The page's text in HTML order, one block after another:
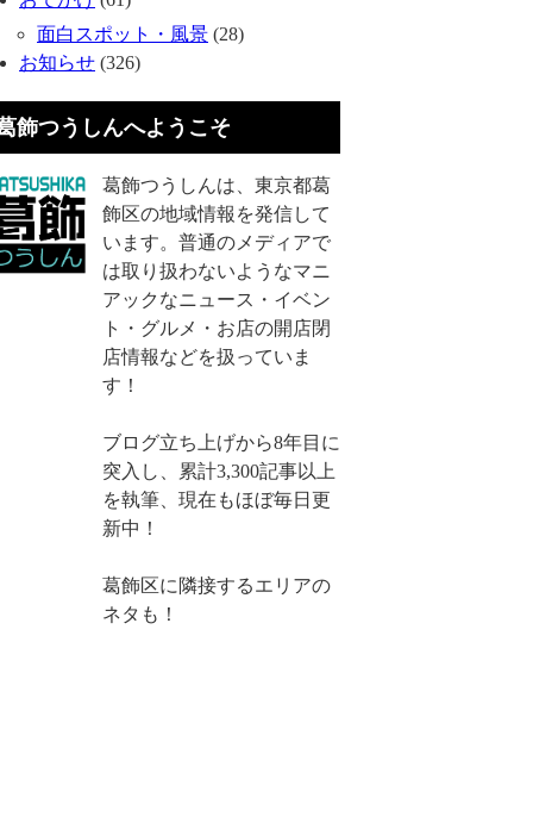
面白スポット・風景 (28)
お知らせ (326)
飾つうしんへようこそ
葛飾つうしんは、東京都葛
飾区の地域情報を発信して
います。普通のメディアで
は取り扱わないようなマニ
アックなニュース・イベン
ト・グルメ・お店の開店閉
店情報などを扱っていま
す！
ブログ立ち上げから8年目に
突入し、累計3,300記事以上
を執筆、現在もほぼ毎日更
新中！
葛飾区に隣接するエリアの
ネタも！